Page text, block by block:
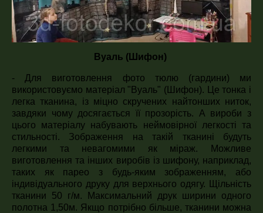
Вуаль (Шифон)
- Для виготовлення фото тюлю (гардини) ми
використовуємо матеріал "Вуаль" (Шифон). Це тонка і
легка тканина, із міцно скручених найтонших ниток,
завдяки чому досягається її прозорість. А вироби з
цього матеріалу набувають неймовірної легкості та
стильності. Зображення на такій тканині будуть
легкими та невагомими як міраж. Можливе
виготовлення та інших виробів із шифону, наприклад,
таких як парео з будь-яким зображенням, або
індивідуального друку для верхнього одягу. Щільність
тканини 50 г/м. Максимальний друк ширини одного
полотна 1,50м. Якщо потрібно більше, тканини можна